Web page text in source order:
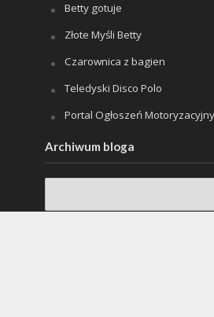
Betty gotuje
Złote Myśli Betty
Czarownica z bagien
Teledyski Disco Polo
Portal Ogłoszeń
Archiwum bloga
Archiwum